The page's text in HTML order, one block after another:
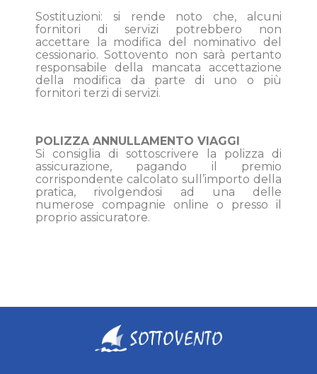
Sostituzioni: si rende noto che, alcuni
fornitori di servizi potrebbero non
accettare la modifica del nominativo del
cessionario. Sottovento non sarà pertanto
responsabile della mancata accettazione
della modifica da parte di uno o più
fornitori terzi di servizi.
POLIZZA ANNULLAMENTO VIAGGI
Si consiglia di sottoscrivere la polizza di
assicurazione, pagando il premio
corrispondente calcolato sull’importo della
pratica, rivolgendosi ad una delle
numerose compagnie online o presso il
proprio assicuratore.